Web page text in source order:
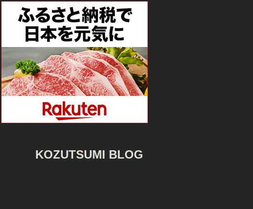
KOZUTSUMI BLOG